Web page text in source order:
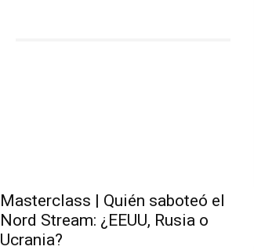
Masterclass | Quién saboteó el
Nord Stream: ¿EEUU, Rusia o
Ucrania?